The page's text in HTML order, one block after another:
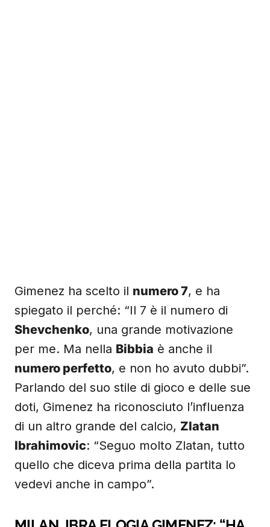
Gimenez ha scelto il numero 7, e ha
spiegato il perché: “Il 7 è il numero di
Shevchenko, una grande motivazione
per me. Ma nella Bibbia è anche il
numero perfetto, e non ho avuto dubbi”.
Parlando del suo stile di gioco e delle sue
doti, Gimenez ha riconosciuto l’influenza
di un altro grande del calcio, Zlatan
Ibrahimovic: “Seguo molto Zlatan, tutto
quello che diceva prima della partita lo
vedevi anche in campo”.